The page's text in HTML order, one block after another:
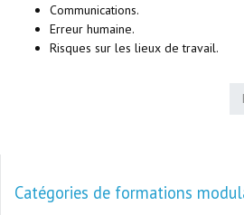
Communications.
Erreur humaine.
Risques sur les lieux de travail.
Catégories de formations